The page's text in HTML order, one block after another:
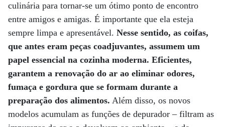
culinária para tornar-se um ótimo ponto de encontro
entre amigos e amigas. É importante que ela esteja
sempre limpa e apresentável. Nesse sentido, as coifas,
que antes eram peças coadjuvantes, assumem um
papel essencial na cozinha moderna. Eficientes,
garantem a renovação do ar ao eliminar odores,
fumaça e gordura que se formam durante a
preparação dos alimentos. Além disso, os novos
modelos acumulam as funções de depurador – filtram as